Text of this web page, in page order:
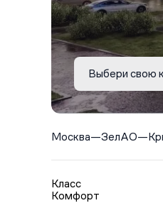
Выбери свою
Москва—ЗелАО—
Класс
Комфорт